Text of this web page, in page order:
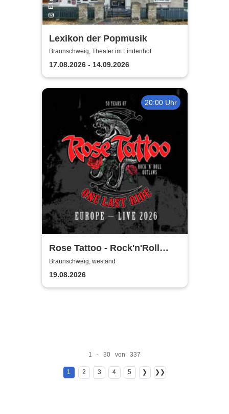
Lexikon der Popmusik
Braunschweig, Theater im Lindenhof
17.08.2026 - 14.09.2026
20:00 Uhr
Rose Tattoo - Rock'n'Roll
Outlaws – One Last Ride
Braunschweig, westand
19.08.2026
1 - 30 von 337
1 2 3 4 5 ❯ ❯❯